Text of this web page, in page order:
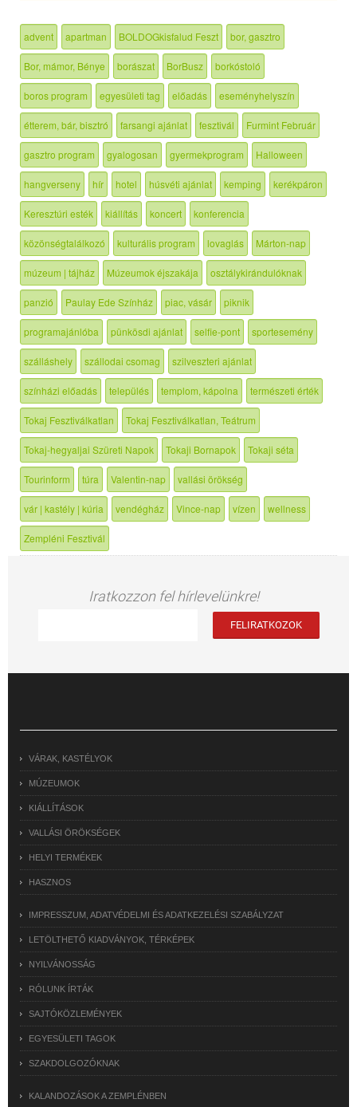
advent apartman BOLDOGkisfalud Feszt bor, gasztro
Bor, mámor, Bénye borászat BorBusz borkóstoló
boros program egyesületi tag előadás eseményhelyszín
étterem, bár, bisztró farsangi ajánlat fesztivál Furmint Február
gasztro program gyalogosan gyermekprogram Halloween
hangverseny hír hotel húsvéti ajánlat kemping kerékpáron
Keresztúri esték kiállítás koncert konferencia
közönségtalálkozó kulturális program lovaglás Márton-nap
múzeum | tájház Múzeumok éjszakája osztálykirándulóknak
panzió Paulay Ede Színház piac, vásár piknik
programajánlóba pünkösdi ajánlat selfie-pont sportesemény
szálláshely szállodai csomag szilveszteri ajánlat
színházi előadás település templom, kápolna természeti érték
Tokaj Fesztiválkatlan Tokaj Fesztiválkatlan, Teátrum
Tokaj-hegyaljai Szüreti Napok Tokaji Bornapok Tokaji séta
Tourinform túra Valentin-nap vallási örökség
vár | kastély | kúria vendégház Vince-nap vízen wellness
Zempléni Fesztivál
Iratkozzon fel hírlevelünkre!
VÁRAK, KASTÉLYOK
MÚZEUMOK
KIÁLLÍTÁSOK
VALLÁSI ÖRÖKSÉGEK
HELYI TERMÉKEK
HASZNOS
IMPRESSZUM, ADATVÉDELMI ÉS ADATKEZELÉSI SZABÁLYZAT
LETÖLTHETŐ KIADVÁNYOK, TÉRKÉPEK
NYILVÁNOSSÁG
RÓLUNK ÍRTÁK
SAJTÓKÖZLEMÉNYEK
EGYESÜLETI TAGOK
SZAKDOLGOZÓKNAK
KALANDOZÁSOK A ZEMPLÉNBEN